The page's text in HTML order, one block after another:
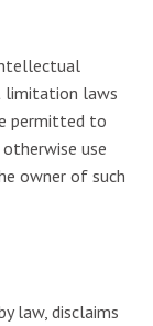
limitation laws
permitted to
use
owner of such
law, disclaims